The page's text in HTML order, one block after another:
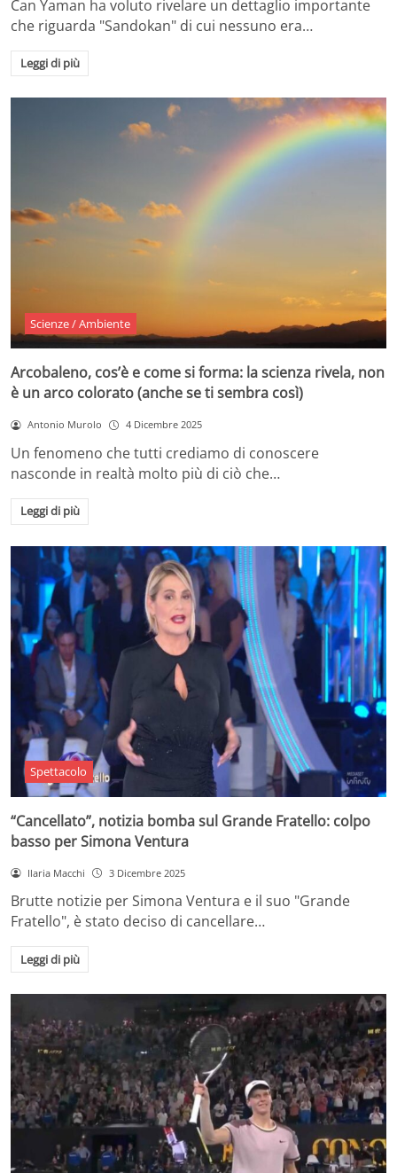
Can Yaman ha voluto rivelare un dettaglio importante
che riguarda "Sandokan" di cui nessuno era…
Leggi di più
Scienze / Ambiente
Arcobaleno, cos’è e come si forma: la scienza rivela, non
è un arco colorato (anche se ti sembra così)
Antonio Murolo 4 Dicembre 2025
Un fenomeno che tutti crediamo di conoscere
nasconde in realtà molto più di ciò che…
Leggi di più
Spettacolo
“Cancellato”, notizia bomba sul Grande Fratello: colpo
basso per Simona Ventura
Ilaria Macchi 3 Dicembre 2025
Brutte notizie per Simona Ventura e il suo "Grande
Fratello", è stato deciso di cancellare…
Leggi di più